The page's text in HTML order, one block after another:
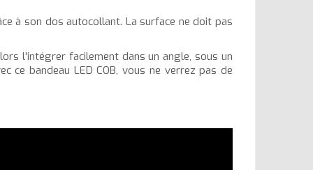
à son dos autocollant. La surface ne doit pas
l'intégrer facilement dans un angle, sous un
ce bandeau LED COB, vous ne verrez pas de